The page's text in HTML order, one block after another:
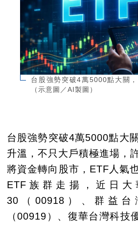
台股強勢突破4萬5000點大關
（示意圖／AI製圖）
台股強勢突破4萬5000點大
升溫，不只大戶積極進場，
將資金轉向股市，ETF人氣
ETF族群走揚，近日大
30（00918）、群益台
（00919）、復華台灣科技